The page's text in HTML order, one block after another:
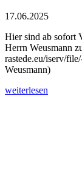
17.06.2025
Hier sind ab sofort
Herrn Weusmann
rastede.eu/iserv/
Weusmann)
weiterlesen